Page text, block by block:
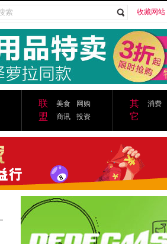
收藏网站
联
盟
美食
网购
商讯
投资
其
它
消费